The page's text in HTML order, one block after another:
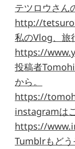
テツロウさん
http://
私のVlog、旅
https://
投稿者
から。
https://
instagramはこ
https://
Tumblrもどう